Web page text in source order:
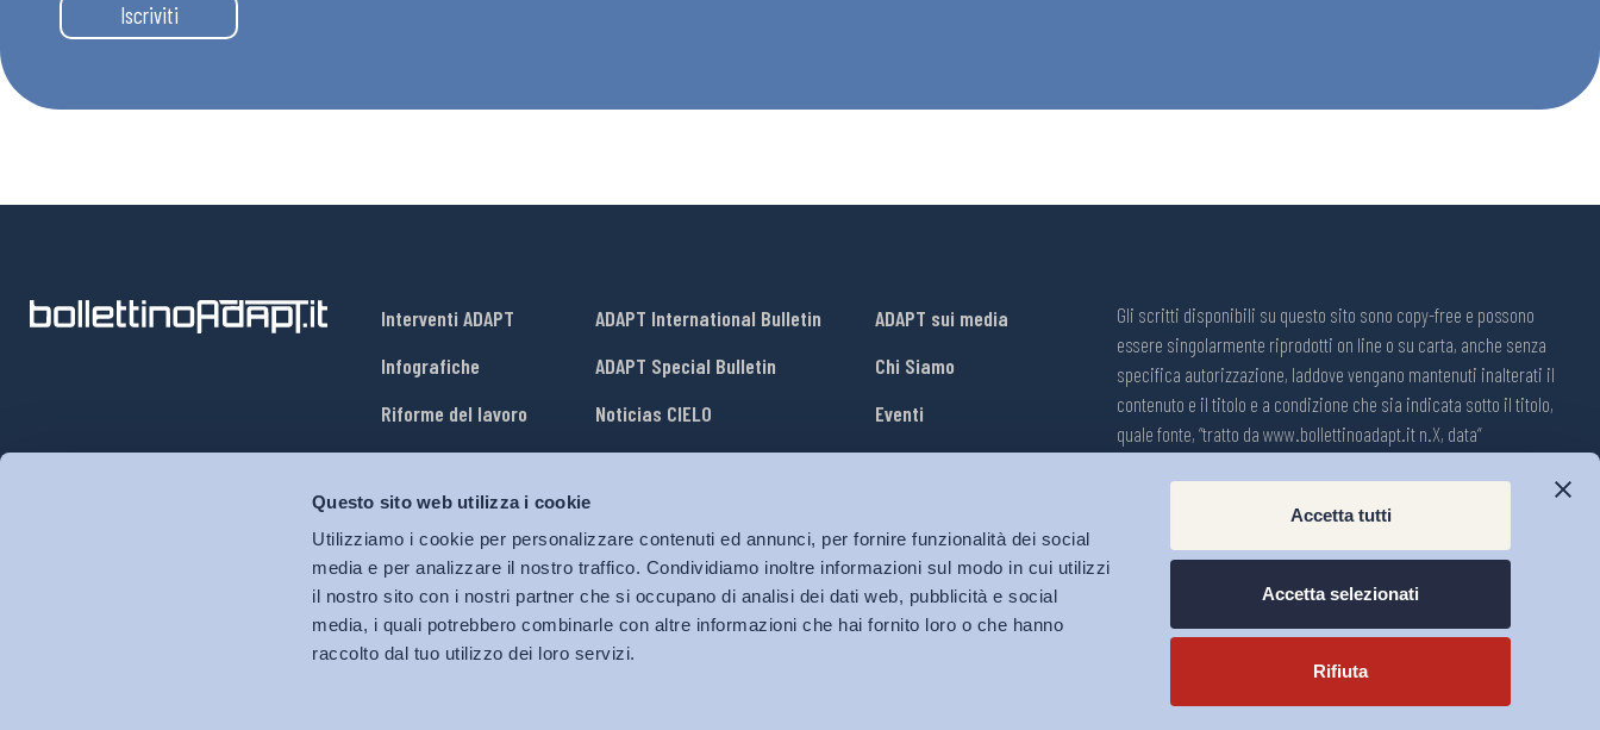
Questo sito web utilizza i cookie
Utilizziamo i cookie per personalizzare contenuti ed annunci, per fornire funzionalità dei social
media e per analizzare il nostro traffico. Condividiamo inoltre informazioni sul modo in cui utilizzi
il nostro sito con i nostri partner che si occupano di analisi dei dati web, pubblicità e social
media, i quali potrebbero combinarle con altre informazioni che hai fornito loro o che hanno
raccolto dal tuo utilizzo dei loro servizi.
Accetta tutti
Accetta selezionati
Rifiuta
Iscriviti
Interventi ADAPT
Infografiche
Riforme del lavoro
Mercato del lavoro
Relazioni industriali
Salute e sicurezza
Welfare
ADAPT International Bulletin
ADAPT Special Bulletin
Noticias CIELO
ADAPT sui media
Chi Siamo
Eventi
Lavora con Noi
Gli scritti disponibili su questo sito sono copy-free e possono
essere singolarmente riprodotti on line o su carta, anche senza
specifica autorizzazione, laddove vengano mantenuti inalterati il
contenuto e il titolo e a condizione che sia indicata sotto il titolo,
quale fonte, “tratto da www.bollettinoadapt.it n.X, data“
Registrazione n.1609, 11 novembre 2001, Tribunale di Modena, Italia.
Direttore responsabile: Michele Tiraboschi; Direttrice ADAPT
University Press: Lavinia Serrani.